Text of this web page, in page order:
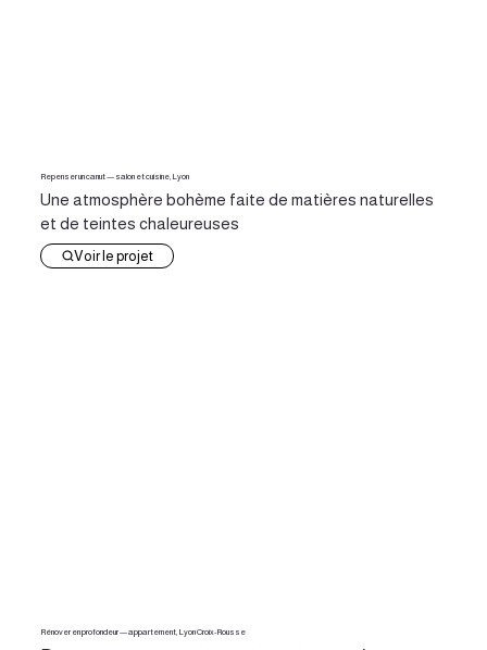
Repenser un canut — salon et cuisine, Lyon
Une atmosphère bohème faite de matières naturelles
et de teintes chaleureuses
Voir le projet
Rénover en profondeur — appartement, Lyon Croix-Rousse